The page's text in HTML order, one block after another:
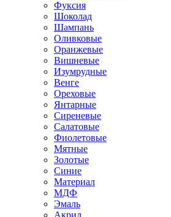
Фуксия
Шоколад
Шампань
Оливковые
Оранжевые
Вишневые
Изумрудные
Венге
Ореховые
Янтарные
Сиреневые
Салатовые
Фиолетовые
Мятные
Золотые
Синие
Материал
МДФ
Эмаль
Акрил